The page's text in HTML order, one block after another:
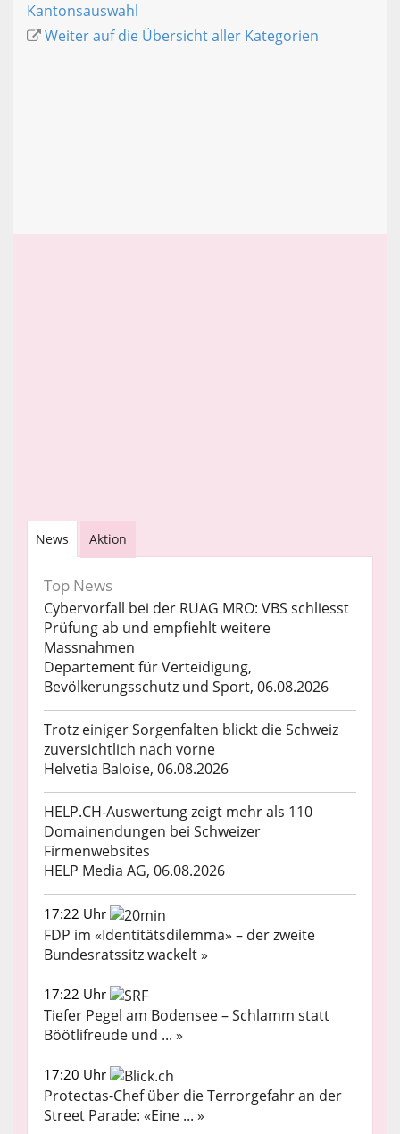
Kantonsauswahl
Weiter auf die Übersicht aller Kategorien
News Aktion
Top News
Cybervorfall bei der RUAG MRO: VBS schliesst
Prüfung ab und empfiehlt weitere
Massnahmen
Departement für Verteidigung,
Bevölkerungsschutz und Sport, 06.08.2026
Trotz einiger Sorgenfalten blickt die Schweiz
zuversichtlich nach vorne
Helvetia Baloise, 06.08.2026
HELP.CH-Auswertung zeigt mehr als 110
Domainendungen bei Schweizer
Firmenwebsites
HELP Media AG, 06.08.2026
17:22 Uhr
FDP im «Identitätsdilemma» – der zweite
Bundesratssitz wackelt »
17:22 Uhr
Tiefer Pegel am Bodensee – Schlamm statt
Böötlifreude und ... »
17:20 Uhr
Protectas-Chef über die Terrorgefahr an der
Street Parade: «Eine ... »